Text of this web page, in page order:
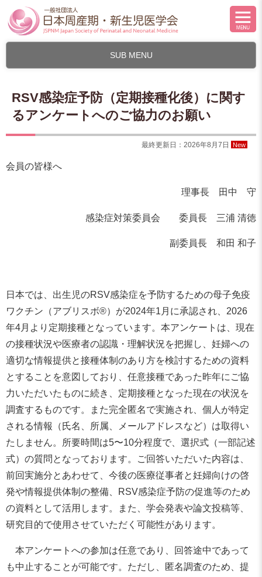
SUB MENU
RSV感染症予防（定期接種化後）に関す
るアンケートへのご協力のお願い
最終更新日：2026年8月7日 New
会員の皆様へ
理事長 田中 守
感染症対策委員会 委員長 三浦 清徳
副委員長 和田 和子
日本では、出生児のRSV感染症を予防するための母子免疫
ワクチン（アブリスボ®）が2024年1月に承認され、2026
年4月より定期接種となっています。本アンケートは、現在
の接種状況や医療者の認識・理解状況を把握し、妊婦への
適切な情報提供と接種体制のあり方を検討するための資料
とすることを意図しており、任意接種であった昨年にご協
力いただいたものに続き、定期接種となった現在の状況を
調査するものです。また完全匿名で実施され、個人が特定
される情報（氏名、所属、メールアドレスなど）は取得い
たしません。所要時間は5〜10分程度で、選択式（一部記述
式）の質問となっております。ご回答いただいた内容は、
前回実施分とあわせて、今後の医療従事者と妊婦向けの啓
発や情報提供体制の整備、RSV感染症予防の促進等のため
の資料として活用します。また、学会発表や論文投稿等、
研究目的で使用させていただく可能性があります。
本アンケートへの参加は任意であり、回答途中であって
も中止することが可能です。ただし、匿名調査のため、提